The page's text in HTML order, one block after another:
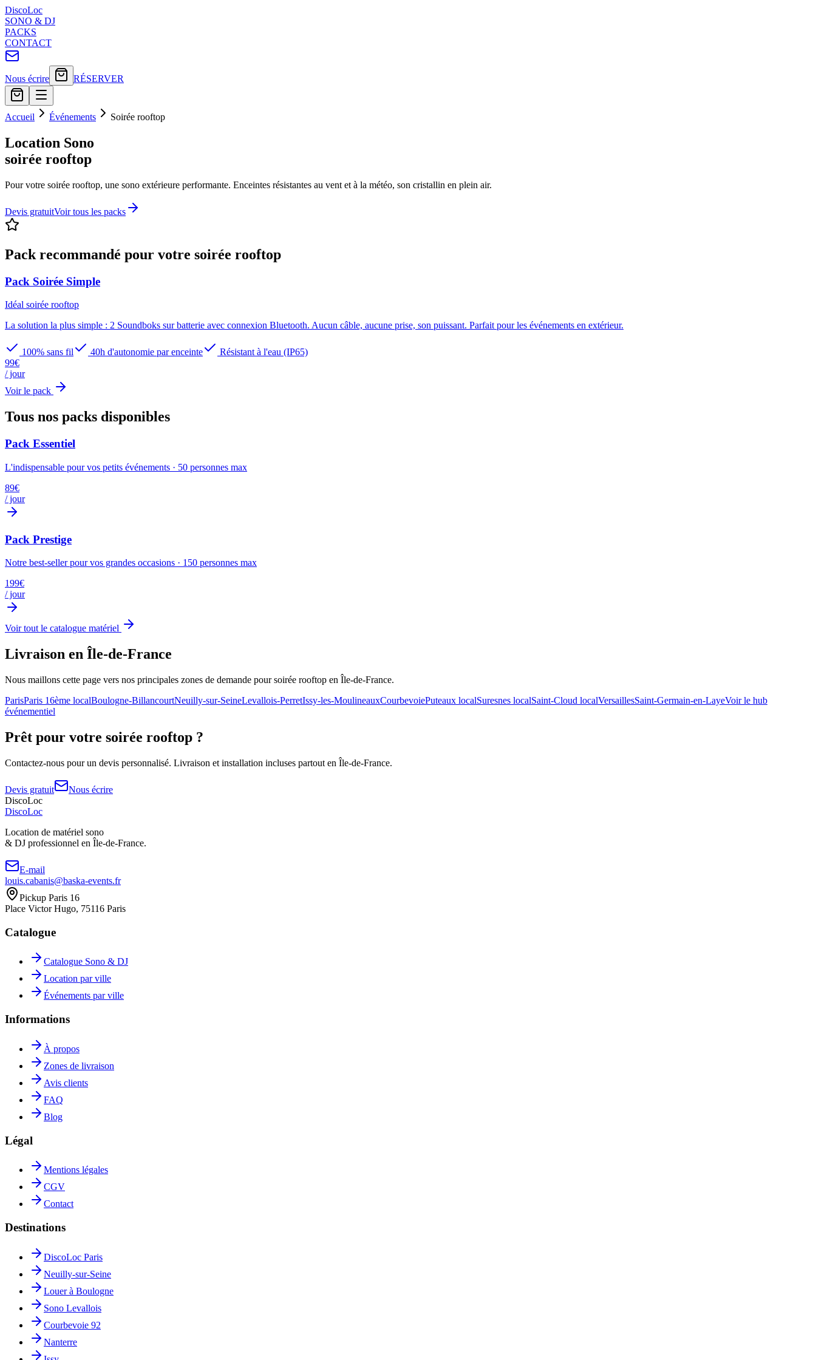
DiscoLoc
SONO & DJ
PACKS
CONTACT
Nous écrire RÉSERVER
Accueil Événements Soirée rooftop
Location Sono
soirée rooftop
Pour votre soirée rooftop, une sono extérieure performante. Enceintes résistantes au vent et à la météo, son cristallin en plein air.
Devis gratuitVoir tous les packs
Pack recommandé pour votre soirée rooftop
Pack Soirée Simple
Idéal soirée rooftop
La solution la plus simple : 2 Soundboks sur batterie avec connexion Bluetooth. Aucun câble, aucune prise, son puissant. Parfait pour les événements en extérieur.
100% sans fil 40h d'autonomie par enceinte
Résistant à l'eau (IP65)
99€
/ jour
Voir le pack
Tous nos packs disponibles
Pack Essentiel
L'indispensable pour vos petits événements · 50 personnes max
89€
/ jour
Pack Prestige
Notre best-seller pour vos grandes occasions · 150 personnes max
199€
/ jour
Voir tout le catalogue matériel
Livraison en Île-de-France
Nous maillons cette page vers nos principales zones de demande poursoirée rooftop en Île-de-France.
ParisParis 16ème localBoulogne-BillancourtNeuilly-sur-SeineLevallois-PerretIssy-les-MoulineauxCourbevoiePuteaux localSuresnes localSaint-Cloud localVersaillesSaint-Germain-en-LayeVoir le hub
événementiel
Prêt pour votre soirée rooftop ?
Contactez-nous pour un devis personnalisé. Livraison et installation incluses partout en Île-de-France.
Devis gratuit
Nous écrire
DiscoLoc
DiscoLoc
Location de matériel sono
& DJ professionnel en Île-de-France.
E-mail
louis.cabanis@baska-events.fr
Pickup Paris 16
Place Victor Hugo, 75116 Paris
Catalogue
Catalogue Sono & DJ
Location par ville
Événements par ville
Informations
À propos
Zones de livraison
Avis clients
FAQ
Blog
Légal
Mentions légales
CGV
Contact
Destinations
DiscoLoc Paris
Neuilly-sur-Seine
Louer à Boulogne
Sono Levallois
Courbevoie 92
Nanterre